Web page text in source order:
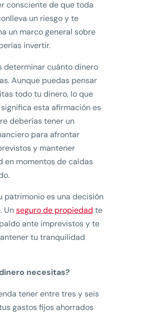
consciente de que toda
un riesgo y te
un marco general sobre
invertir.
determinar cuánto dinero
Aunque puedas pensar
todo tu dinero, lo que
esta afirmación es
deberías tener un
para afrontar
y mantener
en momentos de caídas
patrimonio es una decisión
Unseguro de propiedad te
ante imprevistos y te
tu tranquilidad
necesitas?
tener entre tres y seis
gastos fijos ahorrados